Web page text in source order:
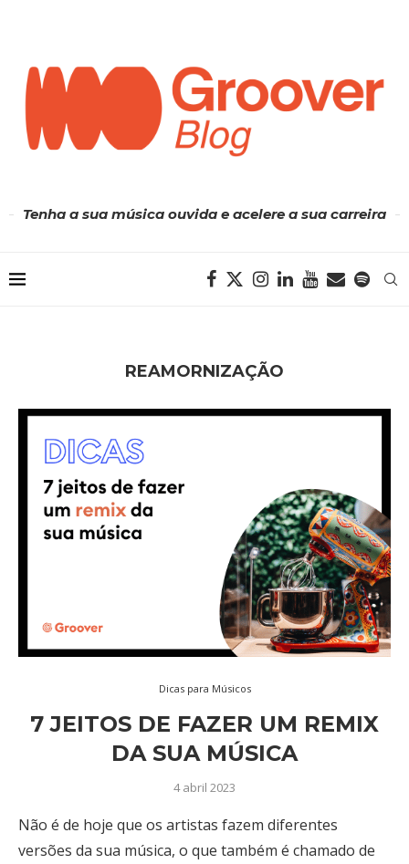
Tenha a sua música ouvida e acelere a sua carreira
REAMORNIZAÇÃO
Dicas para Músicos
7 JEITOS DE FAZER UM REMIX
DA SUA MÚSICA
4 abril 2023
Não é de hoje que os artistas fazem diferentes
versões da sua música, o que também é chamado de